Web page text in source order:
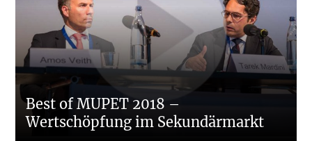
Best of MUPET 2018 –
Wertschöpfung im Sekundärmarkt